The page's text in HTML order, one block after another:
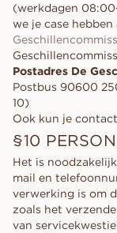
(werkdagen
we je case
Postadres De
Postbus 90600
10)
Ook kun je
§10
Het is
mail en
verwerking is om
zoals het
van